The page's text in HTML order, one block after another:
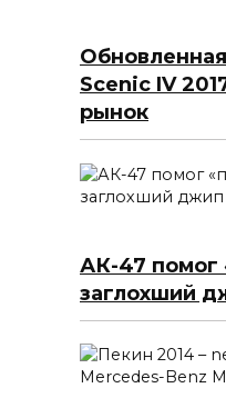
Scenic IV
рынок
АК-47 помог
заглохший